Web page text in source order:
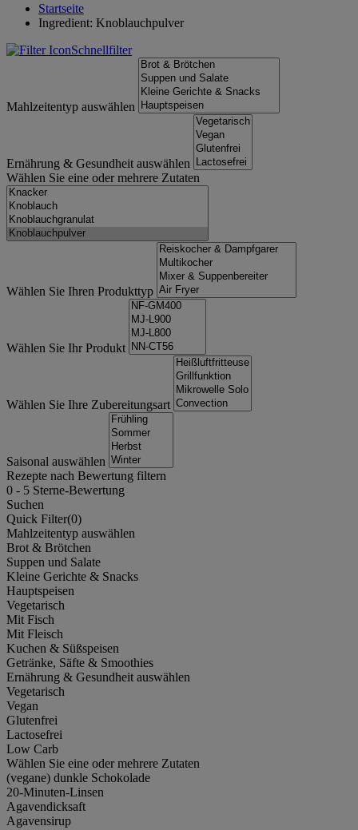
Startseite
Ingredient: Knoblauchpulver
Schnellfilter
Mahlzeitentyp auswählen
Ernährung & Gesundheit auswählen
Wählen Sie eine oder mehrere Zutaten
Wählen Sie Ihren Produkttyp
Wählen Sie Ihr Produkt
Wählen Sie Ihre Zubereitungsart
Saisonal auswählen
Rezepte nach Bewertung filtern
0 - 5 Sterne-Bewertung
Suchen
Quick Filter(0)
Mahlzeitentyp auswählen
Brot & Brötchen
Suppen und Salate
Kleine Gerichte & Snacks
Hauptspeisen
Vegetarisch
Mit Fisch
Mit Fleisch
Kuchen & Süßspeisen
Getränke, Säfte & Smoothies
Ernährung & Gesundheit auswählen
Vegetarisch
Vegan
Glutenfrei
Lactosefrei
Low Carb
Wählen Sie eine oder mehrere Zutaten
(vegane) dunkle Schokolade
20-Minuten-Linsen
Agavendicksaft
Agavensirup